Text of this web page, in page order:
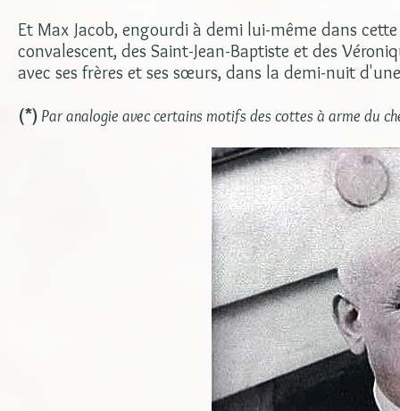
Et Max Jacob, engourdi à demi lui-même dans
convalescent, des Saint-Jean-Baptiste et des
avec ses frères et ses sœurs, dans la demi-nuit
(*) Par analogie avec certains motifs des cottes à arme du